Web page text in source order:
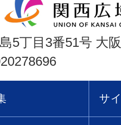
5丁目3番51号 大
サ